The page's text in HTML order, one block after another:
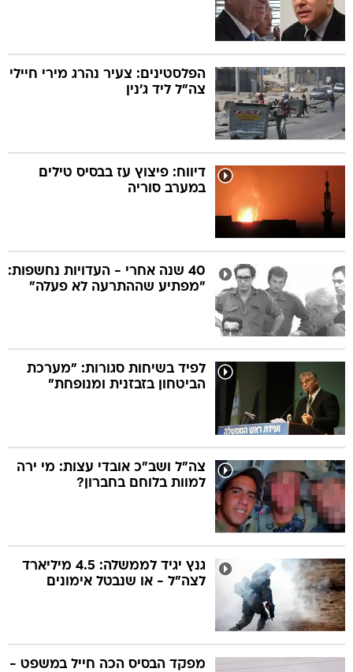
הפלסטינים: צעיר נהרג מירי חיילי
צה"ל ליד ג'נין
דיווח: פיצוץ עז בבסיס טילים
במערב סוריה
40 שנה אחרי - העדויות נחשפות:
"מפתיע שההתרעה לא פעלה"
לפיד בשיחות סגורות: "מערכת
הביטחון בזבזנית ומנופחת"
צה"ל ושב"כ אובדי עצות: מי ירה
למוות בלוחם בחברון?
גנץ יגיד לממשלה: 4.5 מיליארד
לצה"ל - או שנבטל אימונים
מפקד הבסיס הכה חייל במשפט -